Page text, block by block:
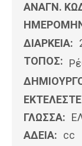
ΑΝΑΓΝ.
ΔΙΑΡΚΕΙΑ:
ΤΟΠΟΣ:
ΓΛΩΣΣΑ:
ΑΔΕΙΑ: cc